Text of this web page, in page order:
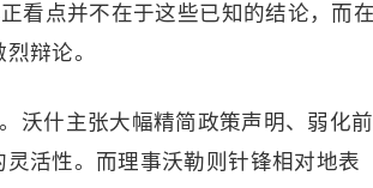
看点并不在于这些已知的结论，而在
辩论。
沃什主张大幅精简政策声明、弱化前
活性。而理事沃勒则针锋相对地表